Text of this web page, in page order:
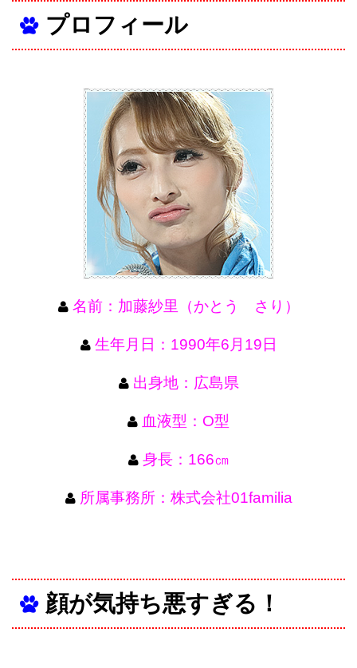
プロフィール
名前：加藤紗里（かとう さり）
生年月日：1990年6月19日
出身地：広島県
血液型：O型
身長：166㎝
所属事務所：株式会社01familia
顔が気持ち悪すぎる！